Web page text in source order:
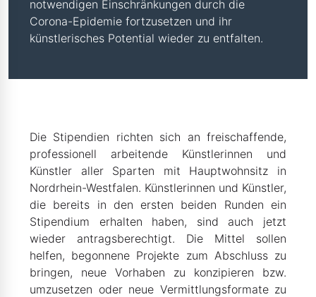
notwendigen Einschränkungen durch die
Corona-Epidemie fortzusetzen und ihr
künstlerisches Potential wieder zu entfalten.
Die Stipendien richten sich an freischaffende,
professionell arbeitende Künstlerinnen und
Künstler aller Sparten mit Hauptwohnsitz in
Nordrhein-Westfalen. Künstlerinnen und Künstler,
die bereits in den ersten beiden Runden ein
Stipendium erhalten haben, sind auch jetzt
wieder antragsberechtigt. Die Mittel sollen
helfen, begonnene Projekte zum Abschluss zu
bringen, neue Vorhaben zu konzipieren bzw.
umzusetzen oder neue Vermittlungsformate zu